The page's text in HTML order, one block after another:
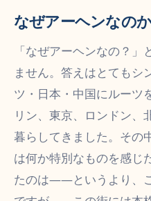
なぜアーヘンなの
「なぜアーヘンなの？
ません。答えはとてもシ
ツ・日本・中国にルーツ
リン、東京、ロンドン、
暮らしてきました。その
は何か特別なものを感じ
たのは――というより、